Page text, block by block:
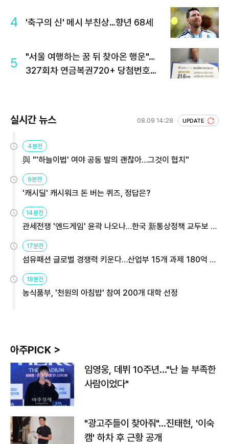
4 '축구의 신' 메시 부친상…향년 68세
5
"서울 여행하는 꿈 뒤 찾아온 행운"…
327회차 연금복권720+ 당첨번호조
실시간 뉴스 08.09 14:28 UPDATE
4분전
與 "'하늘이법' 여야 공동 발의 괜찮아…그것이 협치"
9분전
'캐시딜' 캐시워크 돈 버는 퀴즈, 정답은?
14분전
관세전쟁 '엔드게임' 윤곽 나오나…한국 新통상정책 교두보 활
17분전
섬유패션 글로벌 경쟁력 키운다…산업부 15개 과제 180억 지
18분전
농식품부, '천원의 아침밥' 참여 200개 대학 선정
아주PICK >
임영웅, 데뷔 10주년…"난 늘 부족한
사람이었다"
"광고주들이 찾아줘"…진태현, '이숙
캠' 하차 후 근황 공개